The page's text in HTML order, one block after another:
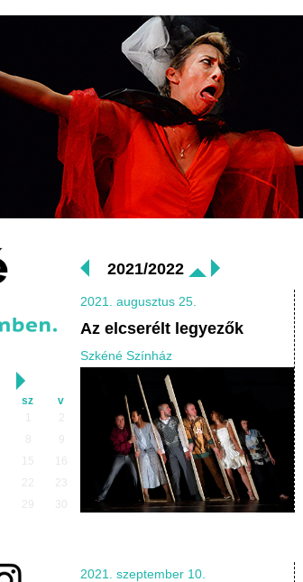
sz
v
2
9
15
16
22
23
29
30
2021/2022
2021. augusztus 25.
Az elcserélt legyezők
Szkéné Színház
2021. szeptember 10.